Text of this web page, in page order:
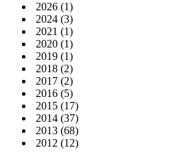
2026 (1)
2024 (3)
2021 (1)
2020 (1)
2019 (1)
2018 (2)
2017 (2)
2016 (5)
2015 (17)
2014 (37)
2013 (68)
2012 (12)